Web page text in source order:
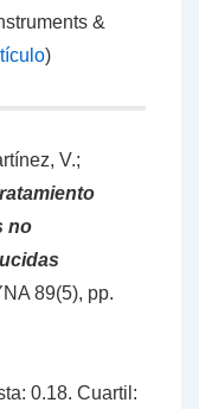
&
)
V.;
no
89(5), pp.
0.18. Cuartil: